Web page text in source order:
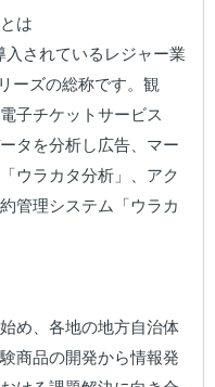
は
されているレジャー業
ーズの総称です。観
子チケットサービス
タを分析し広告、マー
ウラカタ分析」、アク
管理システム「ウラカ
め、各地の地方自治体
商品の開発から情報発